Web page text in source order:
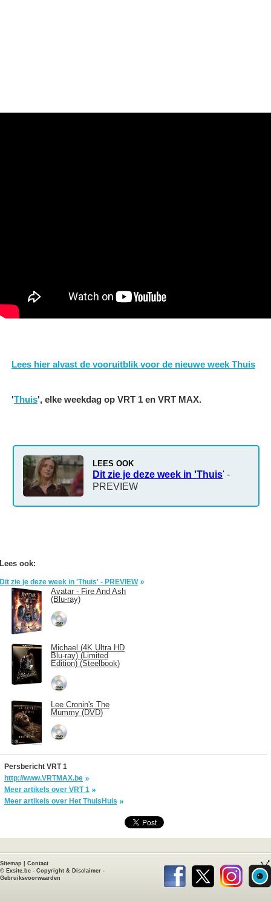
Lees hier alvast de vooruitblik voor de nieuwe week Thuis
'Thuis', elke weekdag op VRT 1 en VRT MAX.
LEES OOK
Dit zie je deze week in 'Thuis' -
PREVIEW
Lees ook:
Dit zie je deze week in 'Thuis' - PREVIEW
Avatar - Fire And Ash
(Blu-ray)
Michael (4K Ultra HD
Blu-ray) (Limited
Edition) (Steelbook)
Lee Cronin's The
Mummy (DVD)
Persbericht VRT 1
http://www.VRTMAX.be
Meer artikels over VRT 1
Meer artikels over Het ThuisHuis
Sitemap
Contact
© Exsite.be - Copyright & Disclaimer -
Gebruiksvoorwaarden